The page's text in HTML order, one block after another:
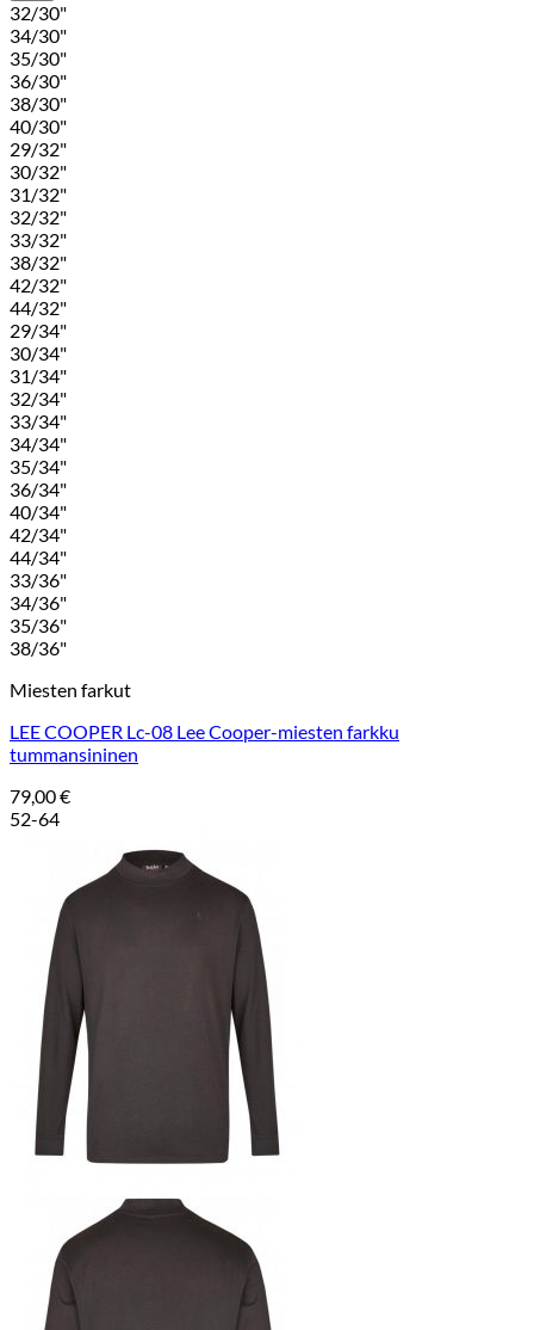
32/30"
34/30"
35/30"
36/30"
38/30"
40/30"
29/32"
30/32"
31/32"
32/32"
33/32"
38/32"
42/32"
44/32"
29/34"
30/34"
31/34"
32/34"
33/34"
34/34"
35/34"
36/34"
40/34"
42/34"
44/34"
33/36"
34/36"
35/36"
38/36"
Miesten farkut
LEE COOPER Lc-08 Lee Cooper-miesten farkku
tummansininen
79,00€
52-64